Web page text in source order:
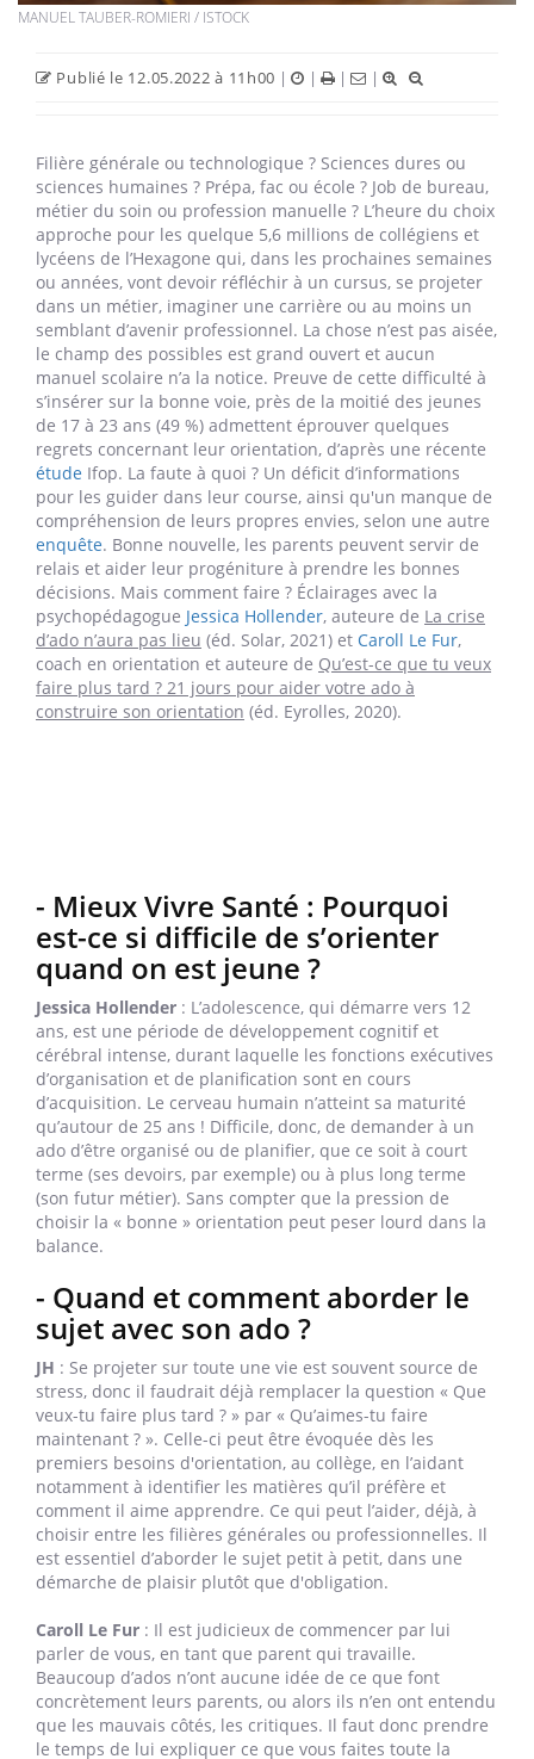
MANUEL TAUBER-ROMIERI / ISTOCK
Publié le 12.05.2022 à 11h00 | | | |
Filière générale ou technologique ? Sciences dures ou
sciences humaines ? Prépa, fac ou école ? Job de bureau,
métier du soin ou profession manuelle ? L’heure du choix
approche pour les quelque 5,6 millions de collégiens et
lycéens de l’Hexagone qui, dans les prochaines semaines
ou années, vont devoir réfléchir à un cursus, se projeter
dans un métier, imaginer une carrière ou au moins un
semblant d’avenir professionnel. La chose n’est pas aisée,
le champ des possibles est grand ouvert et aucun
manuel scolaire n’a la notice. Preuve de cette difficulté à
s’insérer sur la bonne voie, près de la moitié des jeunes
de 17 à 23 ans (49 %) admettent éprouver quelques
regrets concernant leur orientation, d’après une récente
étude Ifop. La faute à quoi ? Un déficit d’informations
pour les guider dans leur course, ainsi qu'un manque de
compréhension de leurs propres envies, selon une autre
enquête. Bonne nouvelle, les parents peuvent servir de
relais et aider leur progéniture à prendre les bonnes
décisions. Mais comment faire ? Éclairages avec la
psychopédagogue Jessica Hollender, auteure de La crise
d’ado n’aura pas lieu (éd. Solar, 2021) et Caroll Le Fur,
coach en orientation et auteure de Qu’est-ce que tu veux
faire plus tard ? 21 jours pour aider votre ado à
construire son orientation (éd. Eyrolles, 2020).
- Mieux Vivre Santé : Pourquoi
est-ce si difficile de s’orienter
quand on est jeune ?
Jessica Hollender : L’adolescence, qui démarre vers 12
ans, est une période de développement cognitif et
cérébral intense, durant laquelle les fonctions exécutives
d’organisation et de planification sont en cours
d’acquisition. Le cerveau humain n’atteint sa maturité
qu’autour de 25 ans ! Difficile, donc, de demander à un
ado d’être organisé ou de planifier, que ce soit à court
terme (ses devoirs, par exemple) ou à plus long terme
(son futur métier). Sans compter que la pression de
choisir la « bonne » orientation peut peser lourd dans la
balance.
- Quand et comment aborder le
sujet avec son ado ?
JH : Se projeter sur toute une vie est souvent source de
stress, donc il faudrait déjà remplacer la question « Que
veux-tu faire plus tard ? » par « Qu’aimes-tu faire
maintenant ? ». Celle-ci peut être évoquée dès les
premiers besoins d'orientation, au collège, en l’aidant
notamment à identifier les matières qu’il préfère et
comment il aime apprendre. Ce qui peut l’aider, déjà, à
choisir entre les filières générales ou professionnelles. Il
est essentiel d’aborder le sujet petit à petit, dans une
démarche de plaisir plutôt que d'obligation.
Caroll Le Fur : Il est judicieux de commencer par lui
parler de vous, en tant que parent qui travaille.
Beaucoup d’ados n’ont aucune idée de ce que font
concrètement leurs parents, ou alors ils n’en ont entendu
que les mauvais côtés, les critiques. Il faut donc prendre
le temps de lui expliquer ce que vous faites toute la